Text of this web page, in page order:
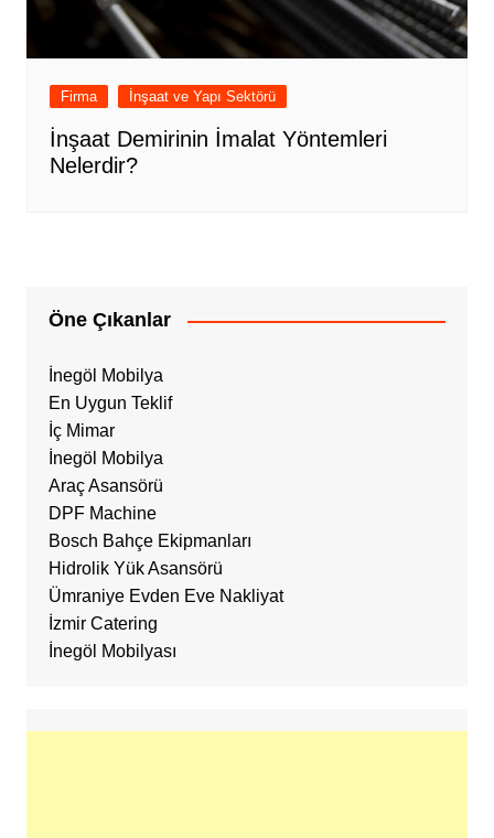
Firma İnşaat ve Yapı Sektörü
İnşaat Demirinin İmalat Yöntemleri
Nelerdir?
Öne Çıkanlar
İnegöl Mobilya
En Uygun Teklif
İç Mimar
İnegöl Mobilya
Araç Asansörü
DPF Machine
Bosch Bahçe Ekipmanları
Hidrolik Yük Asansörü
Ümraniye Evden Eve Nakliyat
İzmir Catering
İnegöl Mobilyası